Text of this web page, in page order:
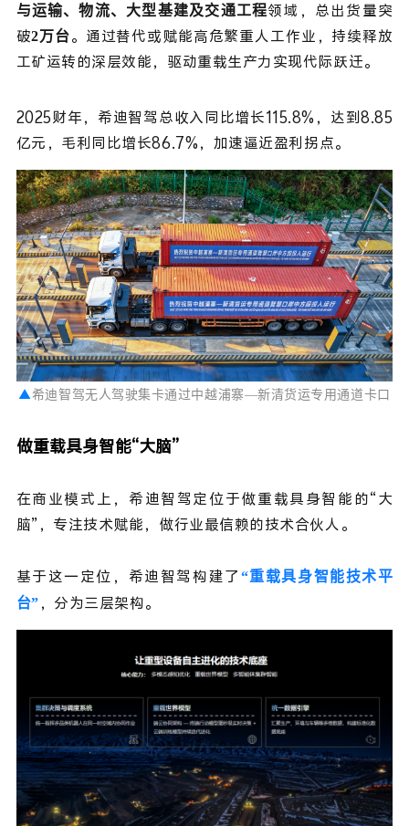
与运输、物流、大型基建及交通工程领域，总出货量突
破2万台。通过替代或赋能高危繁重人工作业，持续释放
工矿运转的深层效能，驱动重载生产力实现代际跃迁。
2025财年，希迪智驾总收入同比增长115.8%，达到8.85
亿元，毛利同比增长86.7%，加速逼近盈利拐点。
▲希迪智驾无人驾驶集卡通过中越浦寨—新清货运专用通道卡口
做重载具身智能“大脑”
在商业模式上，希迪智驾定位于做重载具身智能的“大
脑”，专注技术赋能，做行业最信赖的技术合伙人。
基于这一定位，希迪智驾构建了 “重载具身智能技术平
台” ，分为三层架构。